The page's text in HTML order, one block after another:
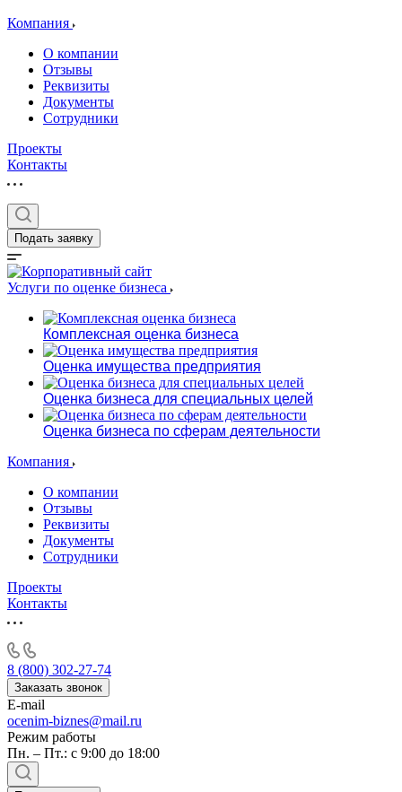
Компания
О компании
Отзывы
Реквизиты
Документы
Сотрудники
Проекты
Контакты
Подать заявку
Услуги по оценке бизнеса
Комплексная оценка бизнеса
Оценка имущества предприятия
Оценка бизнеса для специальных целей
Оценка бизнеса по сферам деятельности
Компания
О компании
Отзывы
Реквизиты
Документы
Сотрудники
Проекты
Контакты
8 (800) 302-27-74
Заказать звонок
E-mail
ocenim-biznes@mail.ru
Режим работы
Пн. – Пт.: с 9:00 до 18:00